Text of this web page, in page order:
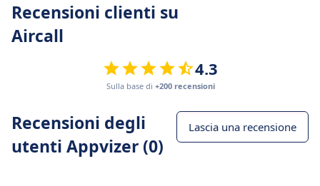
Recensioni clienti su
Aircall
4.3
Sulla base di +200 recensioni
Recensioni degli
utenti Appvizer (0)
Lascia una recensione